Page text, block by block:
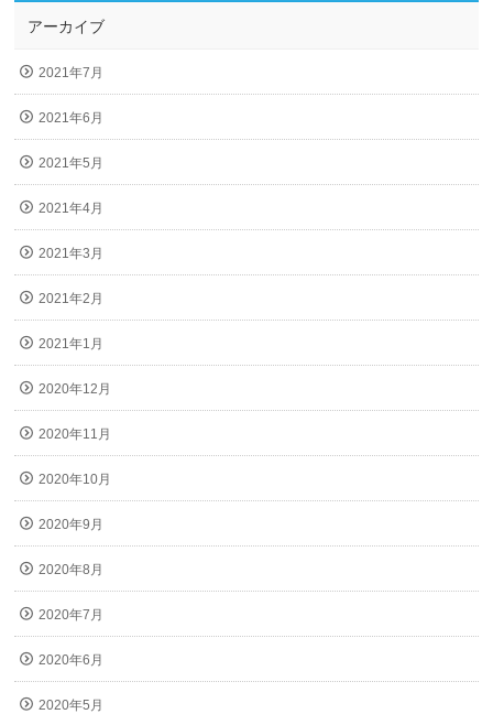
アーカイブ
2021年7月
2021年6月
2021年5月
2021年4月
2021年3月
2021年2月
2021年1月
2020年12月
2020年11月
2020年10月
2020年9月
2020年8月
2020年7月
2020年6月
2020年5月